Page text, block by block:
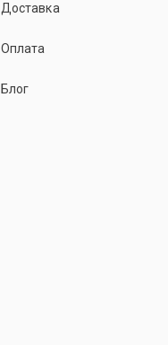
Доставка
Оплата
Блог